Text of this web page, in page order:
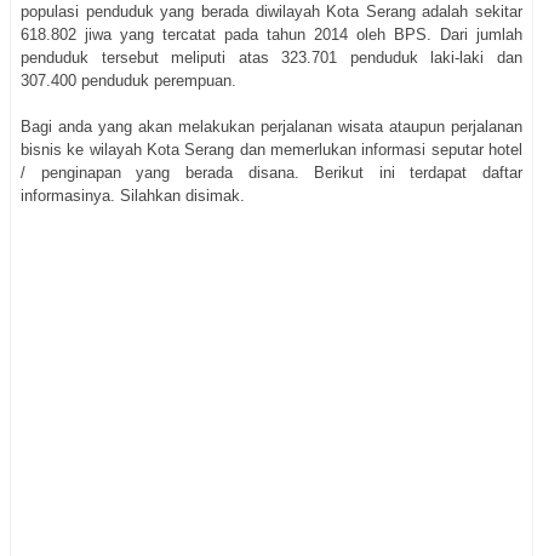
populasi penduduk yang berada diwilayah Kota Serang adalah sekitar
618.802 jiwa yang tercatat pada tahun 2014 oleh BPS. Dari jumlah
penduduk tersebut meliputi atas 323.701 penduduk laki-laki dan
307.400 penduduk perempuan.
Bagi anda yang akan melakukan perjalanan wisata ataupun perjalanan
bisnis ke wilayah Kota Serang dan memerlukan informasi seputar hotel
/ penginapan yang berada disana. Berikut ini terdapat daftar
informasinya. Silahkan disimak.